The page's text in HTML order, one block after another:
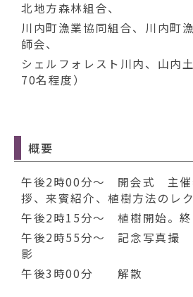
北地方森林組合、
川内町漁業協同組合、川内町
師会、
シェルフォレスト川内、山内
70名程度）
概要
午後2時00分～ 開会式 主催
拶、来賓紹介、植樹方法のレ
午後2時15分～ 植樹開始。終
午後2時55分～ 記念写真撮
影
午後3時00分 解散